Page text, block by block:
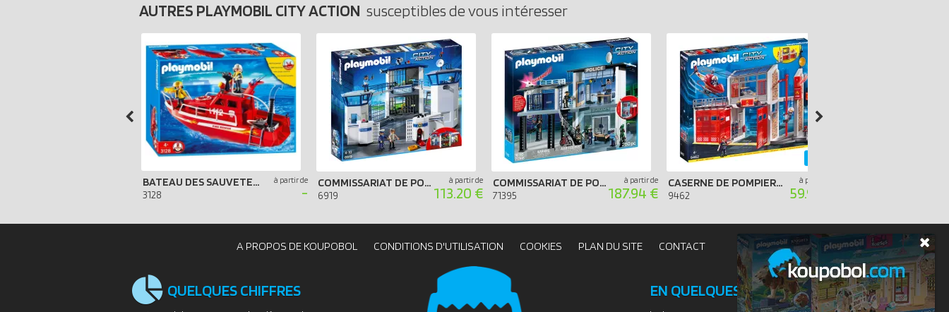
AUTRES PLAYMOBIL CITY ACTION susceptibles de vous intéresser
BATEAU DES SAUVETEURS POMPIERS
3128
à partir de
-
COMMISSARIAT DE POLICE AVEC PRISON
6919
à partir de
113.20 €
COMMISSARIAT DE POLICE AVEC SYSTÈME D`ALARME
71395
à partir de
187.94 €
CASERNE DE POMPIERS AVEC HÉLICOPTÈRE
9462
à partir de
59.99 €
A PROPOS DE KOUPOBOL CONDITIONS D'UTILISATION COOKIES PLAN DU SITE CONTACT
EN QUELQUES MOTS
QUELQUES CHIFFRES